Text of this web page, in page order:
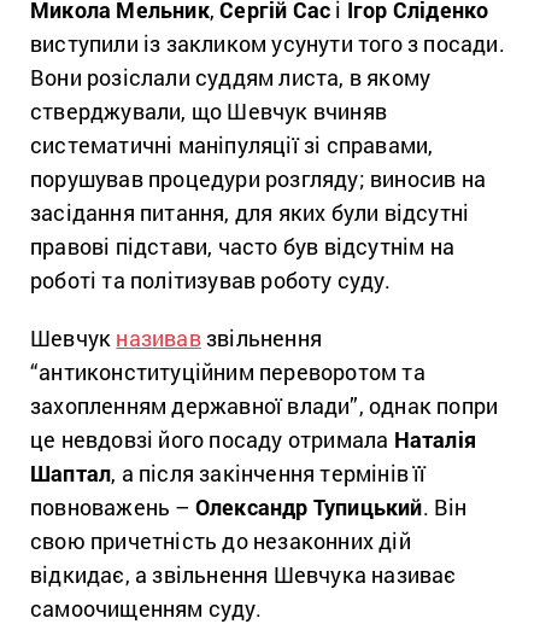
Микола Мельник,Сергій Сас і Ігор Сліденко
виступили із закликом усунути того з посади.
Вони розіслали суддям листа, в якому
стверджували, що Шевчук вчиняв
систематичні маніпуляції зі справами,
порушував процедури розгляду; виносив на
засідання питання, для яких були відсутні
правові підстави, часто був відсутнім на
роботі та політизував роботу суду.
Шевчук називавзвільнення
“антиконституційним переворотом та
захопленням державної влади”, однак попри
це невдовзі його посаду отримала Наталія
Шаптал, а після закінчення термінів її
повноважень – Олександр Тупицький. Він
свою причетність до незаконних дій
відкидає, а звільнення Шевчука називає
самоочищенням суду.